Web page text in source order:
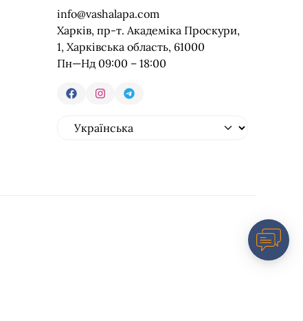
info@vashalapa.com
Харків, пр-т. Академіка Проскури,
1, Харківська область, 61000
Пн—Нд 09:00 – 18:00